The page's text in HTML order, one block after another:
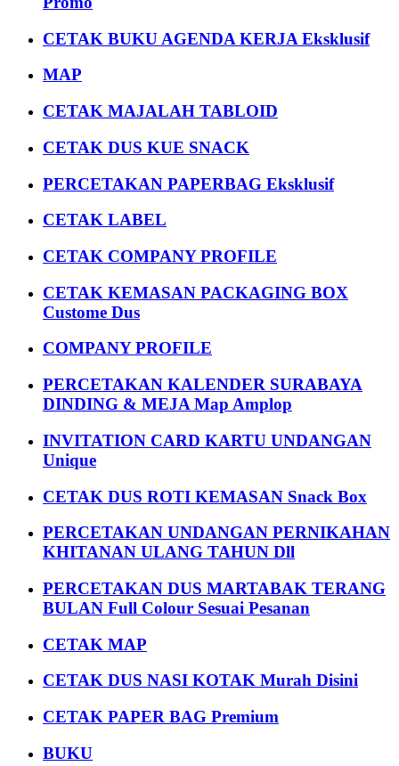
CETAK BUKU AGENDA KERJA Eksklusif
MAP
CETAK MAJALAH TABLOID
CETAK DUS KUE SNACK
PERCETAKAN PAPERBAG Eksklusif
CETAK LABEL
CETAK COMPANY PROFILE
CETAK KEMASAN PACKAGING BOX
Custome Dus
COMPANY PROFILE
PERCETAKAN KALENDER SURABAYA
DINDING & MEJA Map Amplop
INVITATION CARD KARTU UNDANGAN
Unique
CETAK DUS ROTI KEMASAN Snack Box
PERCETAKAN UNDANGAN PERNIKAHAN
KHITANAN ULANG TAHUN Dll
PERCETAKAN DUS MARTABAK TERANG
BULAN Full Colour Sesuai Pesanan
CETAK MAP
CETAK DUS NASI KOTAK Murah Disini
CETAK PAPER BAG Premium
BUKU